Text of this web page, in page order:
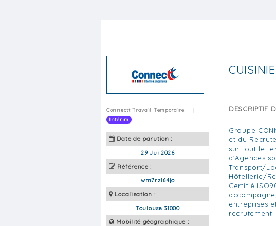
Connectt Travail Temporaire
|
Intérim
Date de parution :
29 Jui 2026
Référence :
wm7rzl64jo
Localisation :
Toulouse 31000
Mobilité géographique :
DESCRIPTIF
Groupe
et du
sur tout le
d'Agences
Transport/
Hôtellerie/
Certifié
entreprises
recrutement.